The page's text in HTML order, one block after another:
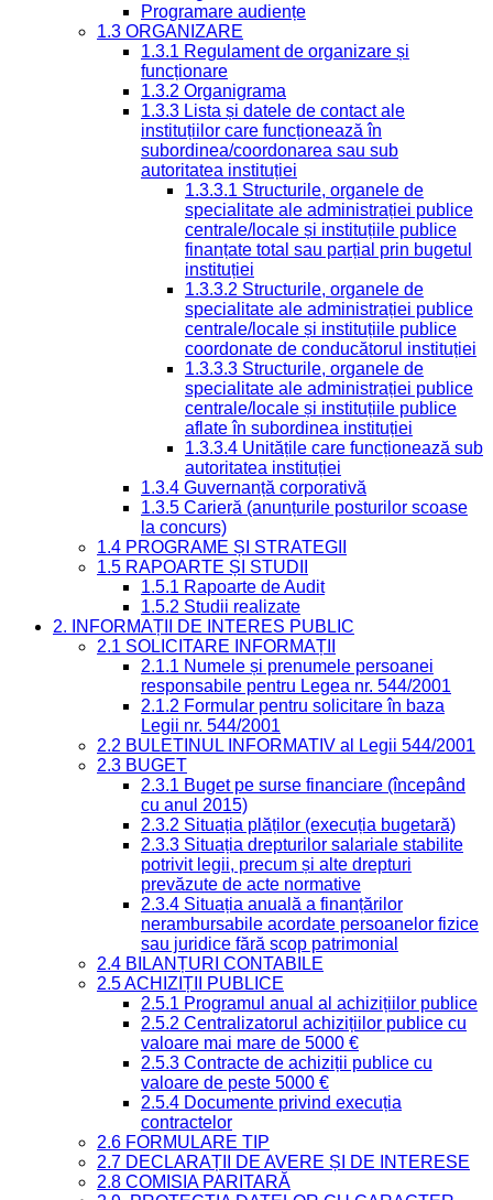
Programare audiențe
1.3 ORGANIZARE
1.3.1 Regulament de organizare și
funcționare
1.3.2 Organigrama
1.3.3 Lista și datele de contact ale
instituțiilor care funcționează în
subordinea/coordonarea sau sub
autoritatea instituției
1.3.3.1 Structurile, organele de
specialitate ale administrației publice
centrale/locale și instituțiile publice
finanțate total sau parțial prin bugetul
instituției
1.3.3.2 Structurile, organele de
specialitate ale administrației publice
centrale/locale și instituțiile publice
coordonate de conducătorul instituției
1.3.3.3 Structurile, organele de
specialitate ale administrației publice
centrale/locale și instituțiile publice
aflate în subordinea instituției
1.3.3.4 Unitățile care funcționează sub
autoritatea instituției
1.3.4 Guvernanță corporativă
1.3.5 Carieră (anunțurile posturilor scoase
la concurs)
1.4 PROGRAME ȘI STRATEGII
1.5 RAPOARTE ȘI STUDII
1.5.1 Rapoarte de Audit
1.5.2 Studii realizate
2. INFORMAȚII DE INTERES PUBLIC
2.1 SOLICITARE INFORMAȚII
2.1.1 Numele și prenumele persoanei
responsabile pentru Legea nr. 544/2001
2.1.2 Formular pentru solicitare în baza
Legii nr. 544/2001
2.2 BULETINUL INFORMATIV al Legii 544/2001
2.3 BUGET
2.3.1 Buget pe surse financiare (începând
cu anul 2015)
2.3.2 Situația plăților (execuția bugetară)
2.3.3 Situația drepturilor salariale stabilite
potrivit legii, precum și alte drepturi
prevăzute de acte normative
2.3.4 Situația anuală a finanțărilor
nerambursabile acordate persoanelor fizice
sau juridice fără scop patrimonial
2.4 BILANȚURI CONTABILE
2.5 ACHIZIȚII PUBLICE
2.5.1 Programul anual al achizițiilor publice
2.5.2 Centralizatorul achizițiilor publice cu
valoare mai mare de 5000 €
2.5.3 Contracte de achiziții publice cu
valoare de peste 5000 €
2.5.4 Documente privind execuția
contractelor
2.6 FORMULARE TIP
2.7 DECLARAȚII DE AVERE ȘI DE INTERESE
2.8 COMISIA PARITARĂ